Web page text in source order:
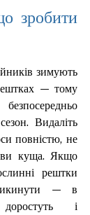
зробити
зимують
— тому
Видаліть
повністю, не
куща. Якщо
рештки
— в
і